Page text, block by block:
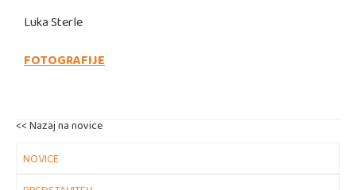
Luka Sterle
FOTOGRAFIJE
<< Nazaj na novice
NOVICE